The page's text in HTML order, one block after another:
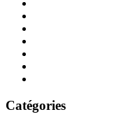
Catégories